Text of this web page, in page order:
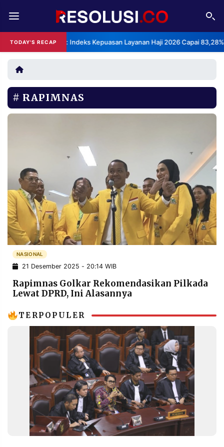
TODAY'S RECAPBPS: Indeks Kepuasan Layanan Haji 2026 Capai
REDAKSI TENTANG
RESOLUSI IKLAN
RUBRIKASI
EDITORIAL AKSARA
NASIONAL
MANCA
INFORMASI
PRIVACY
POLICY
BERITA
WARGA
INFORMASI
IKLAN
PENGADUAN TERM
OF
SERVICE
IKUTI
KAMI
RAPIMNAS
NASIONAL
21 Desember 2025 - 20:14 WIB
Rapimnas Golkar Rekomendasikan Pilkada
Lewat DPRD, Ini Alasannya
TERPOPULER